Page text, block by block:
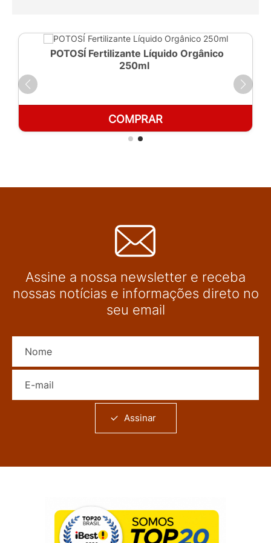
POTOSÍ Fertilizante Líquido Orgânico
250ml
COMPRAR
Assine a nossa newsletter e receba
nossas notícias e informações direto no
seu email
Assinar